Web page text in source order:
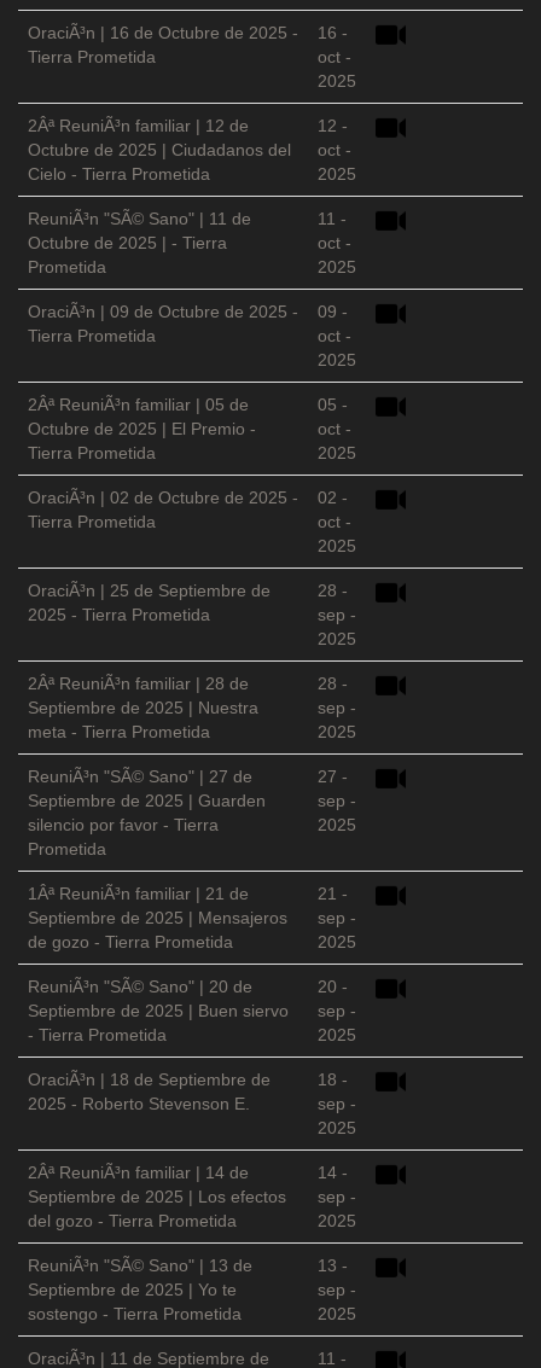
OraciÃ³n | 16 de Octubre de 2025 -
Tierra Prometida
16 -
oct -
2025
2Âª ReuniÃ³n familiar | 12 de
Octubre de 2025 | Ciudadanos del
Cielo - Tierra Prometida
12 -
oct -
2025
ReuniÃ³n "SÃ© Sano" | 11 de
Octubre de 2025 | - Tierra
Prometida
11 -
oct -
2025
OraciÃ³n | 09 de Octubre de 2025 -
Tierra Prometida
09 -
oct -
2025
2Âª ReuniÃ³n familiar | 05 de
Octubre de 2025 | El Premio -
Tierra Prometida
05 -
oct -
2025
OraciÃ³n | 02 de Octubre de 2025 -
Tierra Prometida
02 -
oct -
2025
OraciÃ³n | 25 de Septiembre de
2025 - Tierra Prometida
28 -
sep -
2025
2Âª ReuniÃ³n familiar | 28 de
Septiembre de 2025 | Nuestra
meta - Tierra Prometida
28 -
sep -
2025
ReuniÃ³n "SÃ© Sano" | 27 de
Septiembre de 2025 | Guarden
silencio por favor - Tierra
Prometida
27 -
sep -
2025
1Âª ReuniÃ³n familiar | 21 de
Septiembre de 2025 | Mensajeros
de gozo - Tierra Prometida
21 -
sep -
2025
ReuniÃ³n "SÃ© Sano" | 20 de
Septiembre de 2025 | Buen siervo
- Tierra Prometida
20 -
sep -
2025
OraciÃ³n | 18 de Septiembre de
2025 - Roberto Stevenson E.
18 -
sep -
2025
2Âª ReuniÃ³n familiar | 14 de
Septiembre de 2025 | Los efectos
del gozo - Tierra Prometida
14 -
sep -
2025
ReuniÃ³n "SÃ© Sano" | 13 de
Septiembre de 2025 | Yo te
sostengo - Tierra Prometida
13 -
sep -
2025
OraciÃ³n | 11 de Septiembre de 11 -